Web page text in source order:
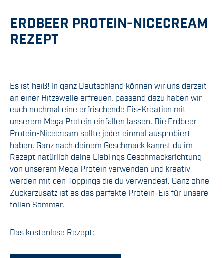
ERDBEER PROTEIN-NICECREAM
REZEPT
Es ist heiß! In ganz Deutschland können wir uns derzeit
an einer Hitzewelle erfreuen, passend dazu haben wir
euch nochmal eine erfrischende Eis-Kreation mit
unserem Mega Protein einfallen lassen. Die Erdbeer
Protein-Nicecream sollte jeder einmal ausprobiert
haben. Ganz nach deinem Geschmack kannst du im
Rezept natürlich deine Lieblings Geschmacksrichtung
von unserem Mega Protein verwenden und kreativ
werden mit den Toppings die du verwendest. Ganz ohne
Zuckerzusatz ist es das perfekte Protein-Eis für unsere
tollen Sommer.
Das kostenlose Rezept: